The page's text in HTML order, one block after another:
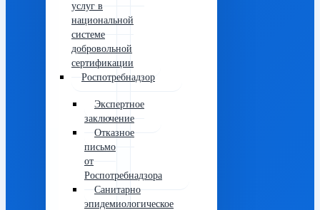
услуг в
национальной
системе
добровольной
сертификации
Роспотребнадзор
Экспертное
заключение
Отказное
письмо
от
Роспотребнадзора
Санитарно
эпидемиологическое